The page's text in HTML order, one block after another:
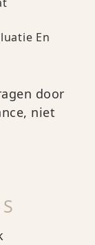
En
door
niet